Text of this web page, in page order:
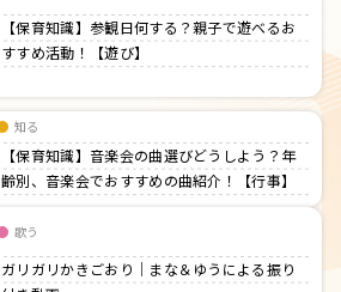
【保育知識】参観日何する？親子で遊べるお
すすめ活動！【遊び】
知る
【保育知識】音楽会の曲選びどうしよう？年
齢別、音楽会でおすすめの曲紹介！【行事】
歌う
ガリガリかきごおり｜まな＆ゆうによる振り